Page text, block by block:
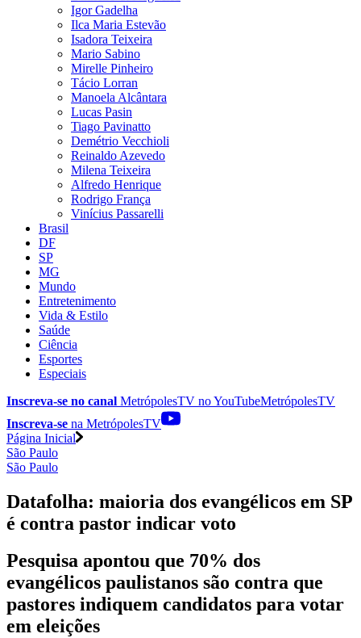
Igor Gadelha
Ilca Maria Estevão
Isadora Teixeira
Mario Sabino
Mirelle Pinheiro
Tácio Lorran
Manoela Alcântara
Lucas Pasin
Tiago Pavinatto
Demétrio Vecchioli
Reinaldo Azevedo
Milena Teixeira
Alfredo Henrique
Rodrigo França
Vinícius Passarelli
Brasil
DF
SP
MG
Mundo
Entretenimento
Vida & Estilo
Saúde
Ciência
Esportes
Especiais
Inscreva-se no canal MetrópolesTV noYouTubeMetrópolesTV
Inscreva-se na MetrópolesTV
Página Inicial
São Paulo
São Paulo
Datafolha: maioria dos evangélicos em SP
é contra pastor indicar voto
Pesquisa apontou que 70% dos
evangélicos paulistanos são contra que
pastores indiquem candidatos para votar
em eleições